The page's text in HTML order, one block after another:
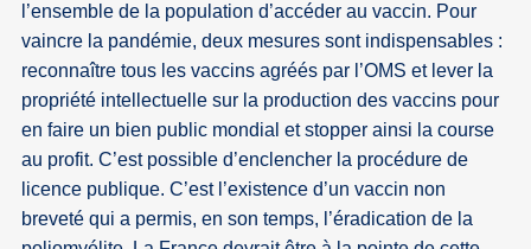
l’ensemble de la population d’accéder au vaccin. Pour
vaincre la pandémie, deux mesures sont indispensables :
reconnaître tous les vaccins agréés par l’OMS et lever la
propriété intellectuelle sur la production des vaccins pour
en faire un bien public mondial et stopper ainsi la course
au profit. C’est possible d’enclencher la procédure de
licence publique. C’est l’existence d’un vaccin non
breveté qui a permis, en son temps, l’éradication de la